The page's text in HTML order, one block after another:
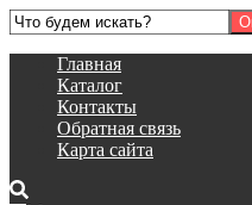
Главная
Каталог
Контакты
Обратная связь
Карта сайта